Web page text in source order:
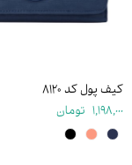
کیف پول کد ۸۱۲۰
1,198,000 تومان